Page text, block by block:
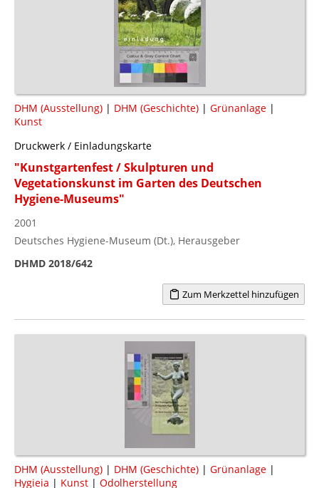
DHM (Ausstellung) | DHM (Geschichte) | Grünanlage |
Kunst
Druckwerk / Einladungskarte
"Kunstgartenfest / Skulpturen und
Vegetationskunst im Garten des Deutschen
Hygiene-Museums"
2001
Deutsches Hygiene-Museum (Dt.), Herausgeber
DHMD 2018/642
Zum Merkzettel hinzufügen
DHM (Ausstellung) | DHM (Geschichte) | Grünanlage |
Hygieia | Kunst | Odolherstellung